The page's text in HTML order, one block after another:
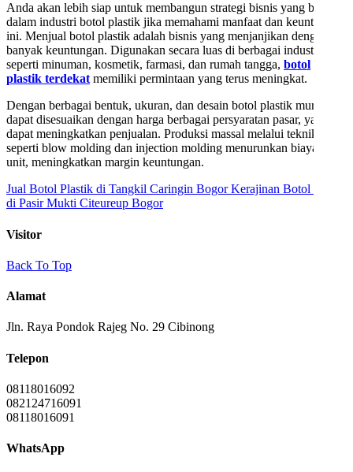
Anda akan lebih siap untuk membangun strategi bisnis yang berhasil
dalam industri botol plastik jika memahami manfaat dan keuntungan
ini. Menjual botol plastik adalah bisnis yang menjanjikan dengan
banyak keuntungan. Digunakan secara luas di berbagai industri
seperti minuman, kosmetik, farmasi, dan rumah tangga, botol
plastik terdekat memiliki permintaan yang terus meningkat.
Dengan berbagai bentuk, ukuran, dan desain botol plastik murah
dapat disesuaikan dengan harga berbagai persyaratan pasar, yang
dapat meningkatkan penjualan. Produksi massal melalui teknik
seperti blow molding dan injection molding menurunkan biaya per
unit, meningkatkan margin keuntungan.
Jual Botol Plastik di Tangkil Caringin BogorKerajinan Botol Plastik
di Pasir Mukti Citeureup Bogor
Visitor
Back To Top
Alamat
Jln. Raya Pondok Rajeg No. 29 Cibinong
Telepon
08118016092
082124716091
08118016091
WhatsApp